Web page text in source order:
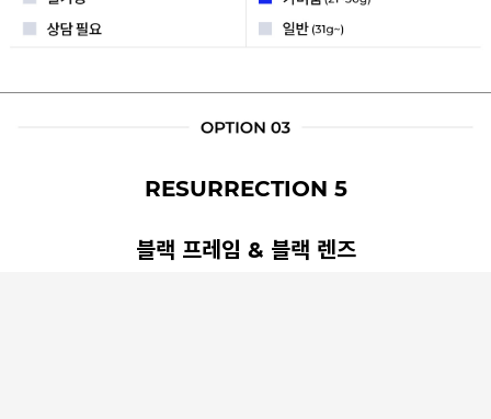
RESURRECTION 5
블랙 프레임 & 블랙 렌즈